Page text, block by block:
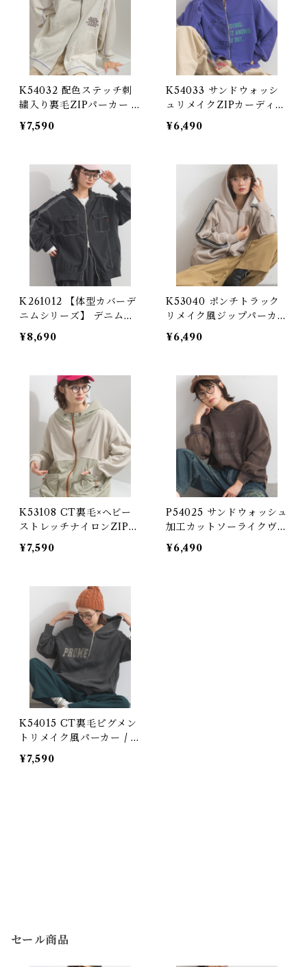
K54032 配色ステッチ刺
繍入り裏毛ZIPパーカー /
Contrast Stitch Embroi
dered Fleece Zip Hood
¥7,590
K54033 サンドウォッシ
ュリメイクZIPカーディガ
ン / Sand-Washed Rema
ke Zip Cardigan
¥6,490
K261012 【体型カバーデ
ニムシリーズ】 デニム切
り替えZIPパーカー / Den
im-Look Panel Zip Ho
¥8,690
K53040 ポンチトラック
リメイク風ジップパーカー
/ Ponte Track-Style Re
make Zip Hoodie (残り
¥6,490
K53108 CT裏毛×ヘビー
ストレッチナイロンZIPパ
ーカー / CT Fleece × He
avy Stretch Nylon ZIP
¥7,590
P54025 サンドウォッシュ
加工カットソーライクヴィ
ンテージ風ニットパーカー
/ Sand-Washed Vintage
¥6,490
K54015 CT裏毛ピグメン
トリメイク風パーカー / C
T Backed Fleece Pigme
nt Remake Style Half Z
¥7,590
セール商品